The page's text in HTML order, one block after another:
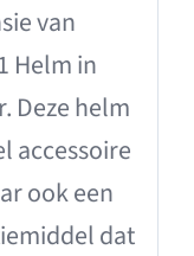
van
Helm in
Deze helm
accessoire
ook een
dat